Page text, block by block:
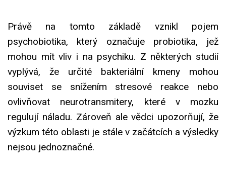
Právě na tomto základě vznikl pojem
psychobiotika, který označuje probiotika, jež
mohou mít vliv i na psychiku. Z některých studií
vyplývá, že určité bakteriální kmeny mohou
souviset se snížením stresové reakce nebo
ovlivňovat neurotransmitery, které v mozku
regulují náladu. Zároveň ale vědci upozorňují, že
výzkum této oblasti je stále v začátcích a výsledky
nejsou jednoznačné.